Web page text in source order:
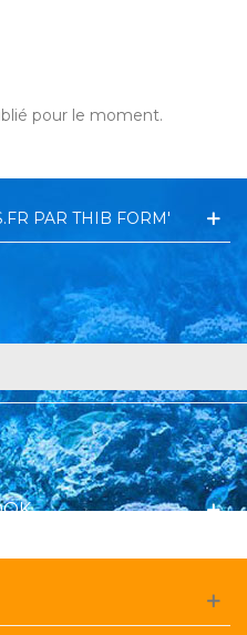
pour le moment.
PAR THIB FORM'